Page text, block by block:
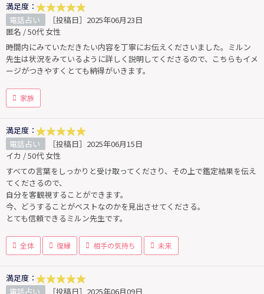
満足度：
電話占い
［投稿日］2025年06月23日
匿名 / 50代 女性
時間内にみていただきたい内容を丁寧にお伝えくださいました。ミルン
先生は状況をみているように詳しく説明してくださるので、こちらもイメ
ージがつきやすくとても納得がいきます。
家族
満足度：
電話占い
［投稿日］2025年06月15日
イカ / 50代 女性
すべての言葉をしっかりと受け取ってくださり、その上で鑑定結果を伝え
てくださるので、
自分を客観視することができます。
今、どうすることがベストなのかを見出させてくださる。
とても信頼できるミルン先生です。
全体 復縁 相手の気持ち 未来
満足度：
電話占い
［投稿日］2025年06月09日